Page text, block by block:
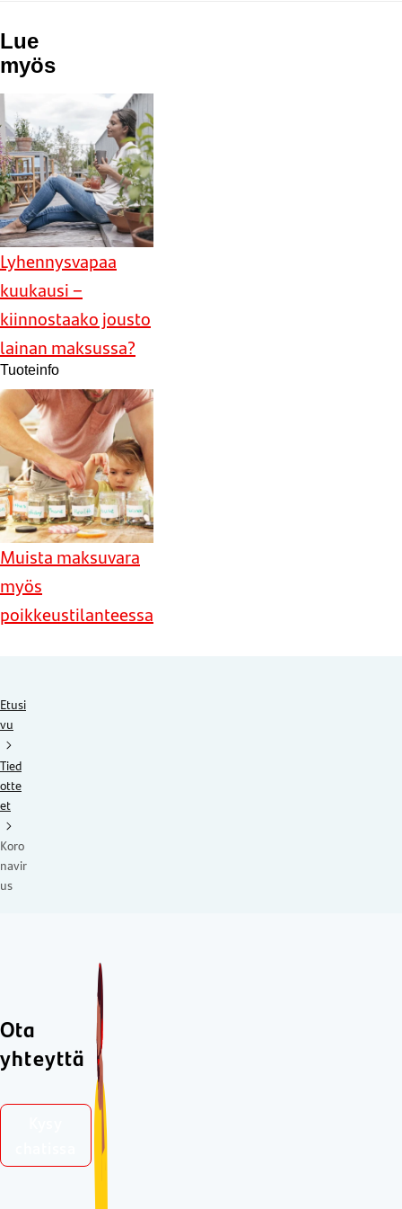
Lue
myös
Lyhennysvapaa
kuukausi –
kiinnostaako jousto
lainan maksussa?
Tuoteinfo
Muista maksuvara
myös
poikkeustilanteessa
Etusi
vu
Tied
otte
et
Koro
navir
us
Ota
yhteyttä